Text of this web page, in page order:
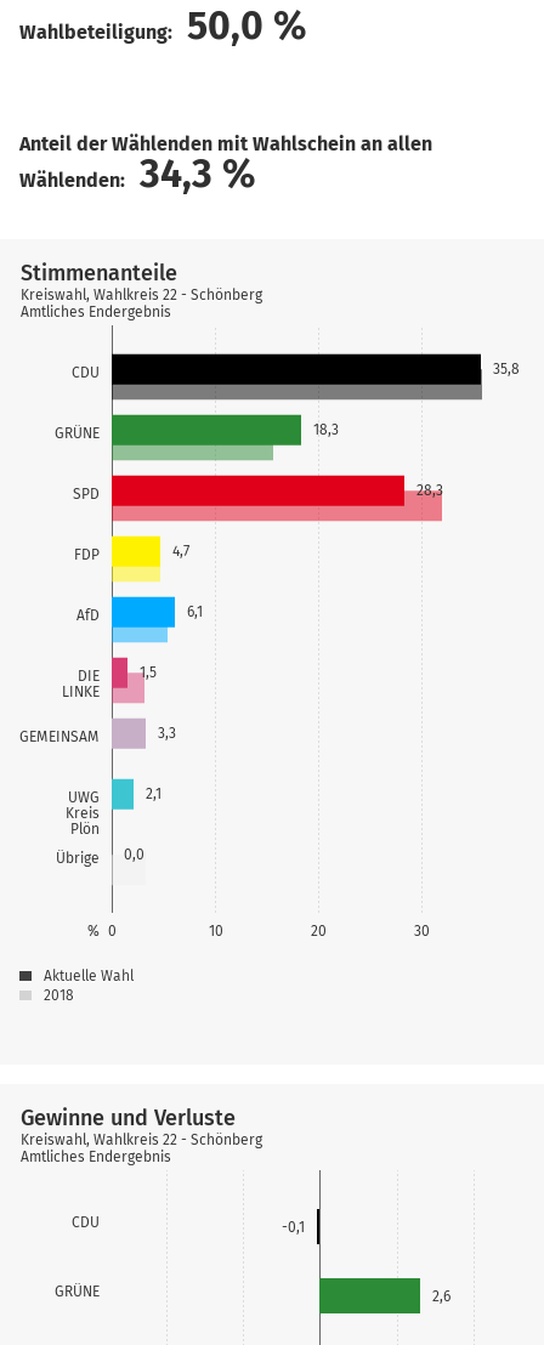
Wahlbeteiligung: 50,0 %
Anteil der Wählenden mit Wahlschein an allen
Wählenden:
34,3 %
CDU
GRÜNE
SPD
FDP
AfD
DIE
LINKE
GEMEINSAM
UWG
Kreis
Plön
Übrige
0 10 20 30
%
35,8
18,3
28,3
4,7
6,1
1,5
3,3
2,1
0,0
Stimmenanteile
Kreiswahl, Wahlkreis 22 - Schönberg
Amtliches Endergebnis
Aktuelle Wahl
2018
CDU
GRÜNE
-0,1
2,6
Gewinne und Verluste
Kreiswahl, Wahlkreis 22 - Schönberg
Amtliches Endergebnis